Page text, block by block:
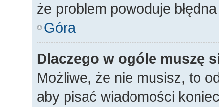
że problem powoduje
Góra
Dlaczego w ogóle muszę
Możliwe, że nie musisz, to
aby pisać wiadomości